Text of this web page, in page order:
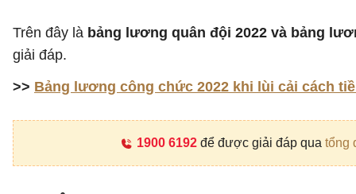
Trên đây là bảng lương quân đội 2022 và bảng
giải đáp.
>> Bảng lương công chức 2022 khi lùi cải cách
1900 6192để được giải đáp qua tổng